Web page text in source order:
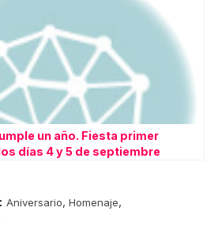
un año. Fiesta primer
días 4 y 5 de septiembre
Aniversario, Homenaje,